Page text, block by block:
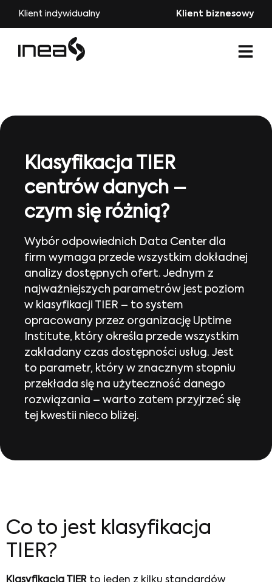
Klient indywidualny Klient biznesowy
Klasyfikacja TIER
centrów danych –
czym się różnią?
Wybór odpowiednich Data Center dla
firm wymaga przede wszystkim dokładnej
analizy dostępnych ofert. Jednym z
najważniejszych parametrów jest poziom
w klasyfikacji TIER – to system
opracowany przez organizację Uptime
Institute, który określa przede wszystkim
zakładany czas dostępności usług. Jest
to parametr, który w znacznym stopniu
przekłada się na użyteczność danego
rozwiązania – warto zatem przyjrzeć się
tej kwestii nieco bliżej.
Co to jest klasyfikacja
TIER?